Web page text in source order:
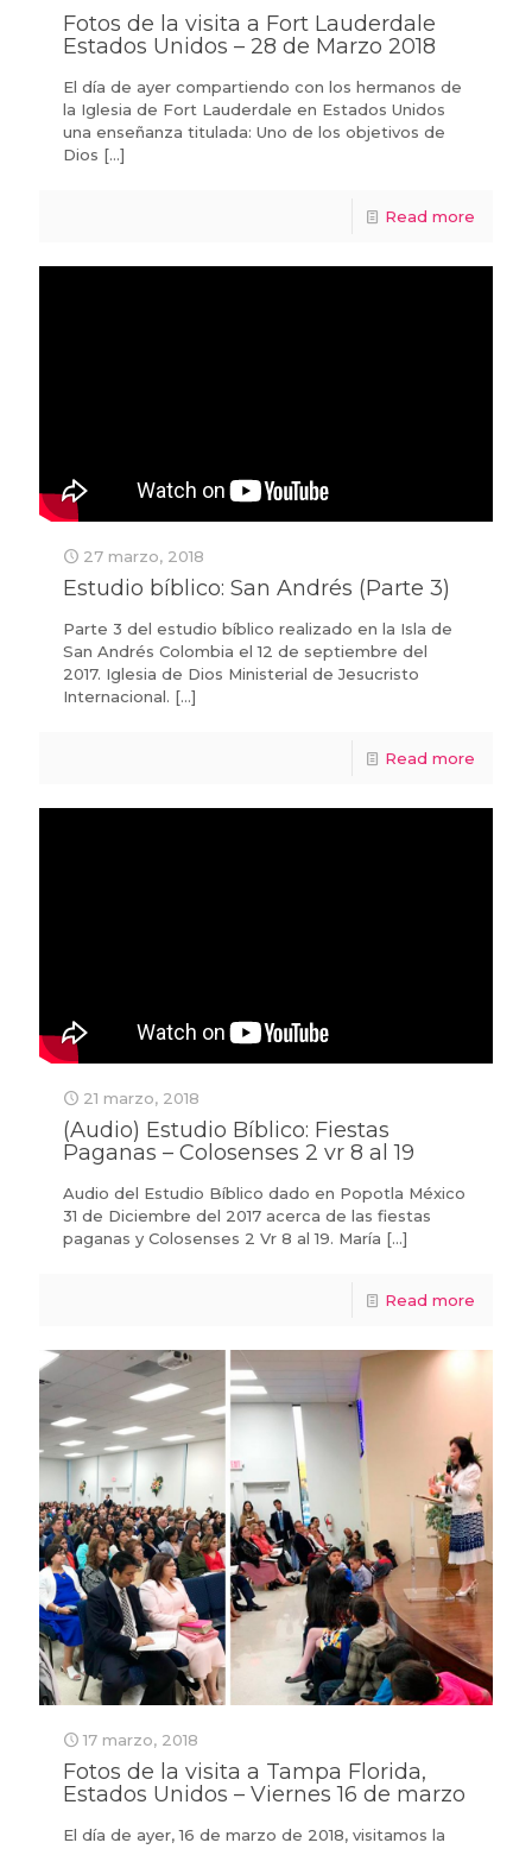
Fotos de la visita a Fort Lauderdale
Estados Unidos – 28 de Marzo 2018
El día de ayer compartiendo con los hermanos de
la Iglesia de Fort Lauderdale en Estados Unidos
una enseñanza titulada: Uno de los objetivos de
Dios […]
Read more
27 marzo, 2018
Estudio bíblico: San Andrés (Parte 3)
Parte 3 del estudio bíblico realizado en la Isla de
San Andrés Colombia el 12 de septiembre del
2017. Iglesia de Dios Ministerial de Jesucristo
Internacional. […]
Read more
21 marzo, 2018
(Audio) Estudio Bíblico: Fiestas
Paganas – Colosenses 2 vr 8 al 19
Audio del Estudio Bíblico dado en Popotla México
31 de Diciembre del 2017 acerca de las fiestas
paganas y Colosenses 2 Vr 8 al 19. María […]
Read more
17 marzo, 2018
Fotos de la visita a Tampa Florida,
Estados Unidos – Viernes 16 de marzo
El día de ayer, 16 de marzo de 2018, visitamos la